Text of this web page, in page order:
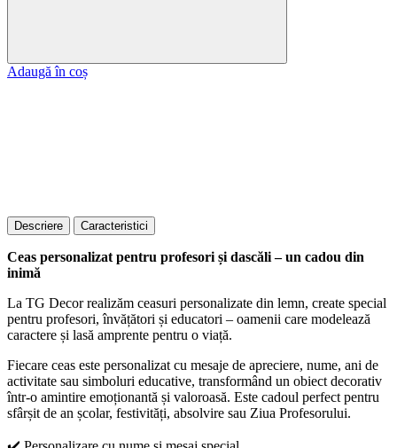
Adaugă în coș
Descriere Caracteristici
Ceas personalizat pentru profesori și dascăli – un cadou din
inimă
La TG Decor realizăm ceasuri personalizate din lemn, create special
pentru profesori, învățători și educatori – oamenii care modelează
caractere și lasă amprente pentru o viață.
Fiecare ceas este personalizat cu mesaje de apreciere, nume, ani de
activitate sau simboluri educative, transformând un obiect decorativ
într-o amintire emoționantă și valoroasă. Este cadoul perfect pentru
sfârșit de an școlar, festivități, absolvire sau Ziua Profesorului.